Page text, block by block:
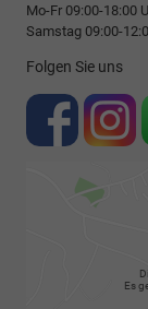
Mo-Fr 09:00-18:00
Samstag 09:00-
Folgen Sie uns
Es